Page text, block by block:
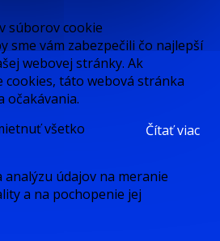
súborov cookie
sme vám zabezpečili čo najlepší
webovej stránky. Ak
táto webová stránka
očakávania.
všetko
Čítať viac
údajov na meranie
a na pochopenie jej